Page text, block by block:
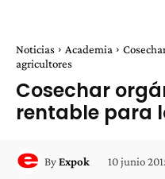
Noticias Academia
agricultores
Cosechar
rentable para
ByExpok 10 junio